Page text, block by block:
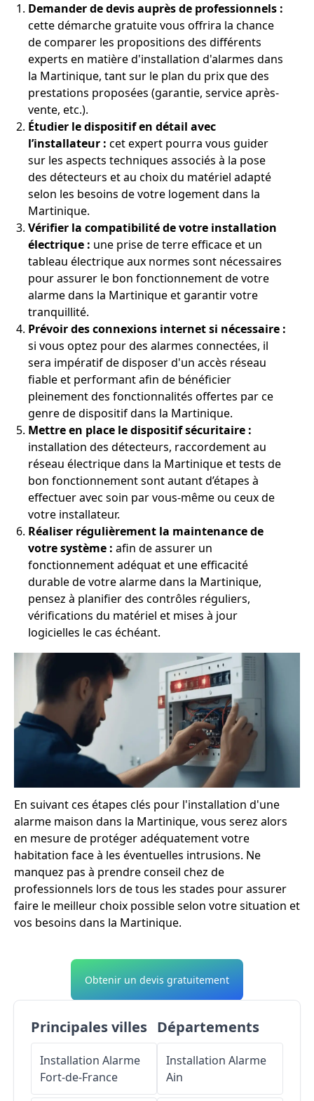
Demander de devis auprès de professionnels :
cette démarche gratuite vous offrira la chance
de comparer les propositions des différents
experts en matière d'installation d'alarmes dans
la Martinique, tant sur le plan du prix que des
prestations proposées (garantie, service après-
vente, etc.).
Étudier le dispositif en détail avec
l’installateur : cet expert pourra vous guider
sur les aspects techniques associés à la pose
des détecteurs et au choix du matériel adapté
selon les besoins de votre logement dans la
Martinique.
Vérifier la compatibilité de votre installation
électrique : une prise de terre efficace et un
tableau électrique aux normes sont nécessaires
pour assurer le bon fonctionnement de votre
alarme dans la Martinique et garantir votre
tranquillité.
Prévoir des connexions internet si nécessaire :
si vous optez pour des alarmes connectées, il
sera impératif de disposer d'un accès réseau
fiable et performant afin de bénéficier
pleinement des fonctionnalités offertes par ce
genre de dispositif dans la Martinique.
Mettre en place le dispositif sécuritaire :
installation des détecteurs, raccordement au
réseau électrique dans la Martinique et tests de
bon fonctionnement sont autant d’étapes à
effectuer avec soin par vous-même ou ceux de
votre installateur.
Réaliser régulièrement la maintenance de
votre système : afin de assurer un
fonctionnement adéquat et une efficacité
durable de votre alarme dans la Martinique,
pensez à planifier des contrôles réguliers,
vérifications du matériel et mises à jour
logicielles le cas échéant.
En suivant ces étapes clés pour l'installation d'une
alarme maison dans la Martinique, vous serez alors
en mesure de protéger adéquatement votre
habitation face à les éventuelles intrusions. Ne
manquez pas à prendre conseil chez de
professionnels lors de tous les stades pour assurer
faire le meilleur choix possible selon votre situation et
vos besoins dans la Martinique.
Obtenir un devis gratuitement
Principales villes
Installation Alarme
Fort-de-France
Départements
Installation Alarme
Ain